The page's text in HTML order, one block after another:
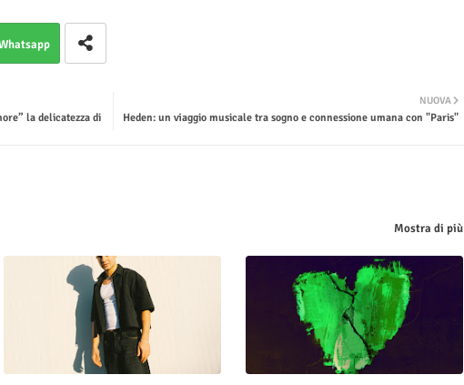
NUOVA
Heden: un viaggio musicale tra sogno e connessione umana con "Paris"
la delicatezza di
Mostra di più